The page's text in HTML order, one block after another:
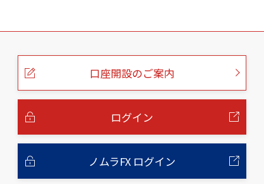
こ
口座開設のご案内
ログイン
ノムラFX ログイン